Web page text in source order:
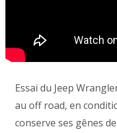
Essai du Jeep
au off road, en
conserve ses gênes